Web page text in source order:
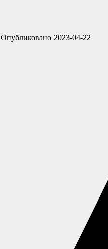
Опубликовано 2023-04-22